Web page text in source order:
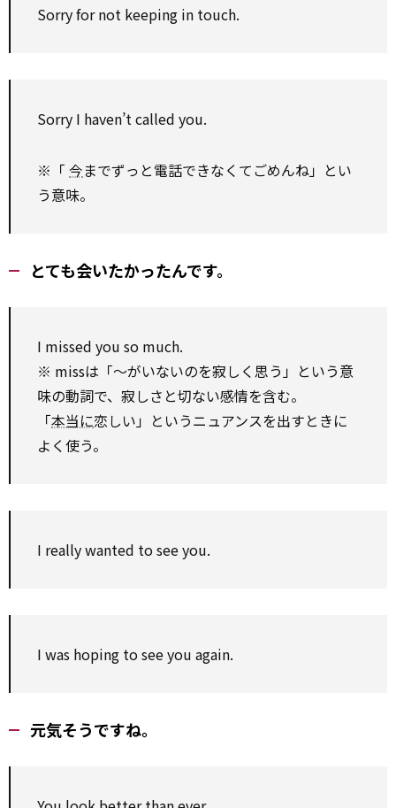
Sorry for not keeping in touch.
Sorry I haven’t called you.
※「 今までずっと電話できなくてごめんね」とい
う意味。
とても会いたかったんです。
I missed you so much.
※ missは「～がいないのを寂しく思う」という意
味の動詞で、寂しさと切ない感情を含む。
「本当に恋しい」というニュアンスを出すときに
よく使う。
I really wanted to see you.
I was hoping to see you again.
元気そうですね。